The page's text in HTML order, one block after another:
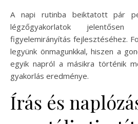
A napi rutinba beiktatott pár
légzőgyakorlatok jelentősen
figyelemirányítás fejlesztéséhez.
legyünk önmagunkkal, hiszen a
egyik napról a másikra történik
gyakorlás eredménye.
Írás és